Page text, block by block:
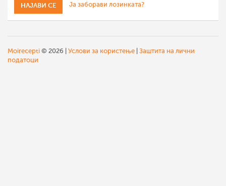
Ја заборави лозинката?
Moirecepti © 2026 | Услови за користење Заштита на лични
податоци